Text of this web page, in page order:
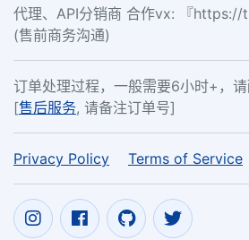
代理、API分销商 合作vx: 『https://
(售前商务沟通)
订单处理过程，一般需要6小时+，请
[售后服务, 请备注订单号]
Privacy Policy Terms of Service